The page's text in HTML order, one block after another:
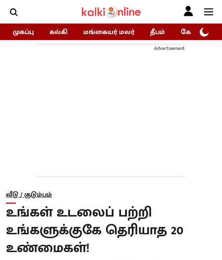
முகப்பு கல்கி மங்கையர் மலர் தீபம் கோகுலம்/
Advertisement
வீடு / குடும்பம்
உங்கள் உடலைப் பற்றி
உங்களுக்குகே தெரியாத 20
உண்மைகள்!